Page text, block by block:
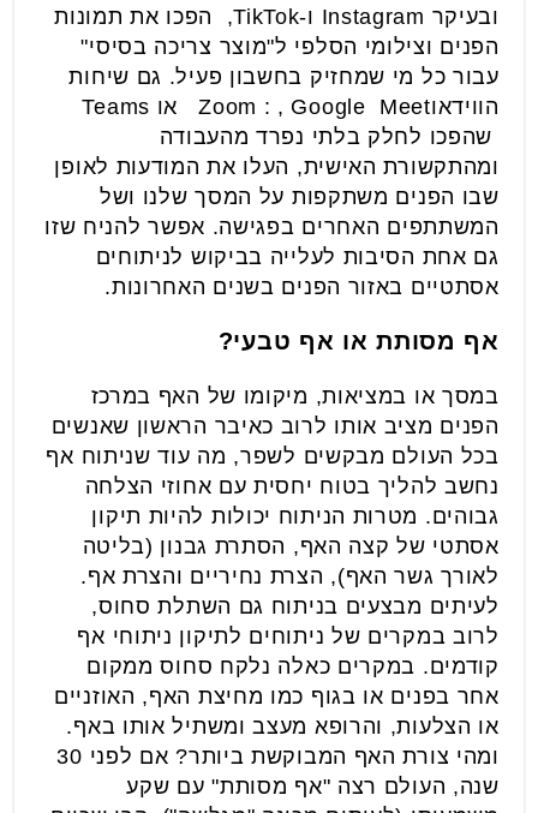
ובעיקר Instagram ו-TikTok, הפכו את תמונות
הפנים וצילומי הסלפי ל"מוצר צריכה בסיסי"
עבור כל מי שמחזיק בחשבון פעיל. גם שיחות
הווידאוZoom : , Google Meet או Teams
שהפכו לחלק בלתי נפרד מהעבודה
ומהתקשורת האישית, העלו את המודעות לאופן
שבו הפנים משתקפות על המסך שלנו ושל
המשתתפים האחרים בפגישה. אפשר להניח שזו
גם אחת הסיבות לעלייה בביקוש לניתוחים
אסתטיים באזור הפנים בשנים האחרונות.
אף מסותת או אף טבעי?
במסך או במציאות, מיקומו של האף במרכז
הפנים מציב אותו לרוב כאיבר הראשון שאנשים
בכל העולם מבקשים לשפר, מה עוד שניתוח אף
נחשב להליך בטוח יחסית עם אחוזי הצלחה
גבוהים. מטרות הניתוח יכולות להיות תיקון
אסתטי של קצה האף, הסתרת גבנון (בליטה
לאורך גשר האף), הצרת נחיריים והצרת אף.
לעיתים מבצעים בניתוח גם השתלת סחוס,
לרוב במקרים של ניתוחים לתיקון ניתוחי אף
קודמים. במקרים כאלה נלקח סחוס ממקום
אחר בפנים או בגוף כמו מחיצת האף, האוזניים
או הצלעות, והרופא מעצב ומשתיל אותו באף.
ומהי צורת האף המבוקשת ביותר? אם לפני 30
שנה, העולם רצה "אף מסותת" עם שקע